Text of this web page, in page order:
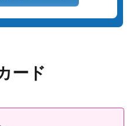
ード